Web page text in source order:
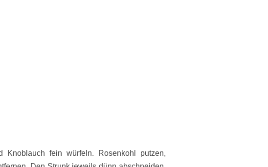
Knoblauch fein würfeln. Rosenkohl putzen,